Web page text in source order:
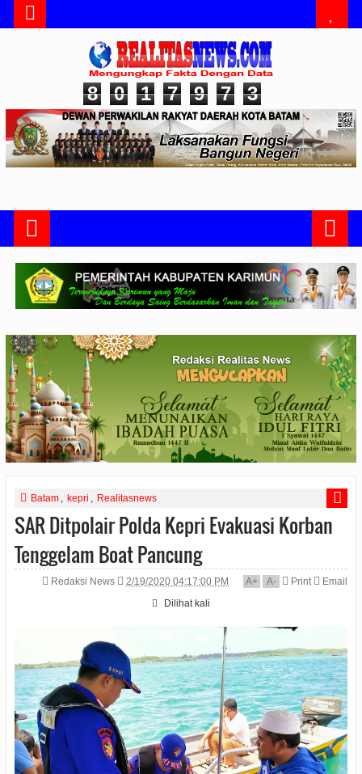
8 0 1 7 9 7 3
Batam kepri Realitasnews
SAR Ditpolair Polda Kepri Evakuasi Korban
Tenggelam Boat Pancung
Redaksi News 2/19/2020 04:17:00 PM A+ A- Print
Email
Dilihat kali